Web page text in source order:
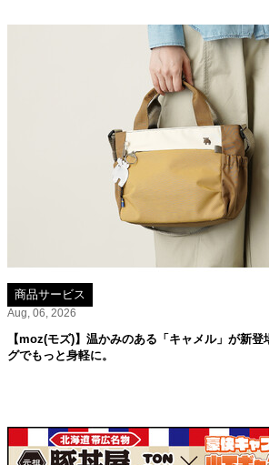
商品サービス
Aug, 06, 2026
【moz(モズ)】温かみのある「キャメル」が新
グでもっと身軽に。